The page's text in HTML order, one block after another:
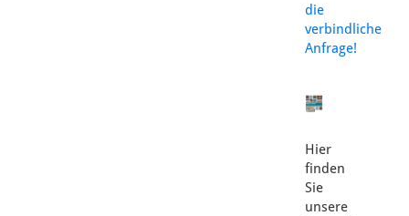
die
verbindliche
Anfrage!
Hier
finden
Sie
unsere